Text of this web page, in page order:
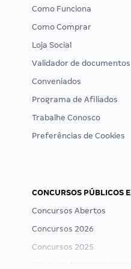
Como Funciona
Como Comprar
Loja Social
Validador de documentos
Conveniados
Programa de Afiliados
Trabalhe Conosco
Preferências de Cookies
CONCURSOS PÚBLICOS
Concursos Abertos
Concursos 2026
Concursos 2025